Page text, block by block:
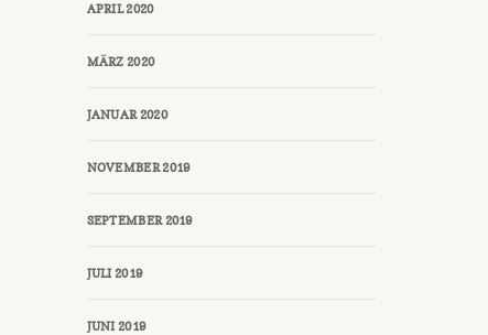
APRIL 2020
MÄRZ 2020
JANUAR 2020
NOVEMBER 2019
SEPTEMBER 2019
JULI 2019
JUNI 2019